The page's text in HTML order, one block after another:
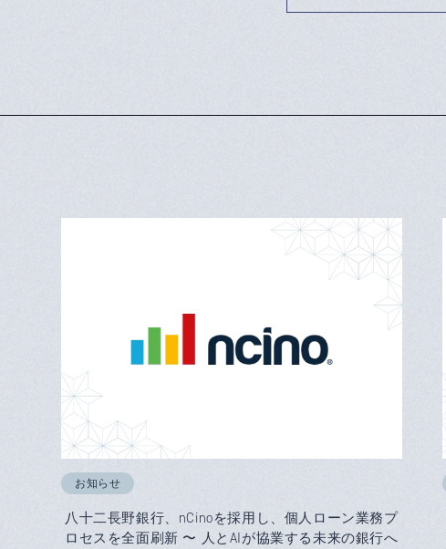
お知らせ
八十二長野銀行、nCinoを採用し、個人ローン業務プ
ロセスを全面刷新 〜 人とAIが協業する未来の銀行へ